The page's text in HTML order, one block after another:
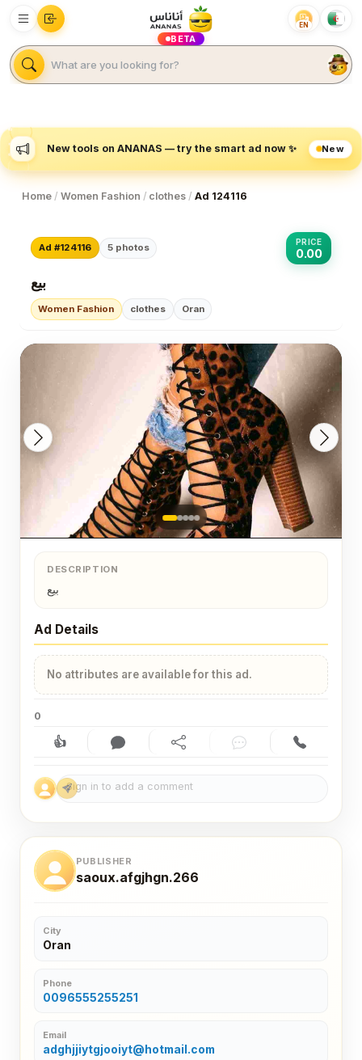
EN
BETA
New tools on ANANAS — try the smart ad now ✨ New
Home / Women Fashion / clothes / Ad 124116
Ad #124116 5 photos
PRICE
0.00
بيع
Women Fashion clothes Oran
DESCRIPTION
بيع
Ad Details
No attributes are available for this ad.
0
👍
Like (0) Comment (0)Share Chat Contact
PUBLISHER
saoux.afgjhgn.266
City
Oran
Phone
0096555255251
Email
adghjjiytgjooiyt@hotmail.com